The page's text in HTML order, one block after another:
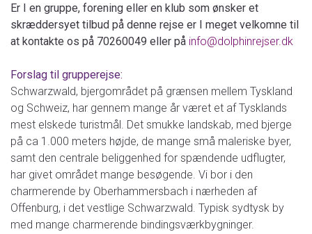
Er I en gruppe, forening eller en klub som ønsker et
skræddersyet tilbud på denne rejse er I meget velkomne til
at kontakte os på 70260049 eller på info@dolphinrejser.dk
Forslag til grupperejse:
Schwarzwald, bjergområdet på grænsen mellem Tyskland
og Schweiz, har gennem mange år været et af Tysklands
mest elskede turistmål. Det smukke landskab, med bjerge
på ca 1.000 meters højde, de mange små maleriske byer,
samt den centrale beliggenhed for spændende udflugter,
har givet området mange besøgende. Vi bor i den
charmerende by Oberhammersbach i nærheden af
Offenburg, i det vestlige Schwarzwald. Typisk sydtysk by
med mange charmerende bindingsværkbygninger.